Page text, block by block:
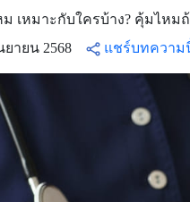
เหมาะกับใครบ้าง? คุ้มไหมถ้
ยายน 2568 แชร์บทความ